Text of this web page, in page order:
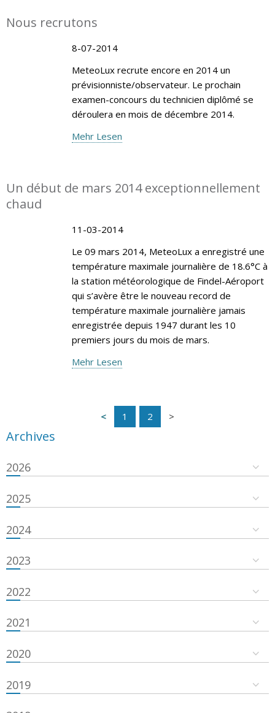
Nous recrutons
8-07-2014
MeteoLux recrute encore en 2014 un
prévisionniste/observateur. Le prochain
examen-concours du technicien diplômé se
déroulera en mois de décembre 2014.
Mehr Lesen
Un début de mars 2014 exceptionnellement
chaud
11-03-2014
Le 09 mars 2014, MeteoLux a enregistré une
température maximale journalière de 18.6°C à
la station météorologique de Findel-Aéroport
qui s’avère être le nouveau record de
température maximale journalière jamais
enregistrée depuis 1947 durant les 10
premiers jours du mois de mars.
Mehr Lesen
1 2
Archives
2026
2025
2024
2023
2022
2021
2020
2019